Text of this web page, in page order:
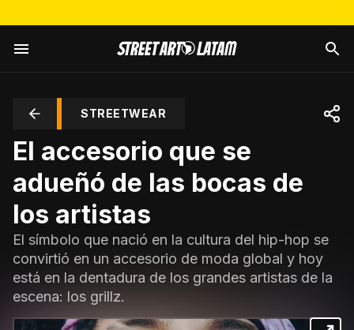
STREETWEAR
El accesorio que se
adueñó de las bocas de
los artistas
El símbolo que nació en la cultura del hip-hop se
convirtió en un accesorio de moda global y hoy
está en la dentadura de los grandes artistas de la
escena: los grillz.